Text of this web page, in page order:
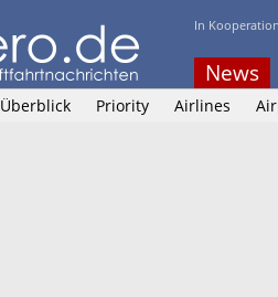
In
News
Überblick Priority Airlines